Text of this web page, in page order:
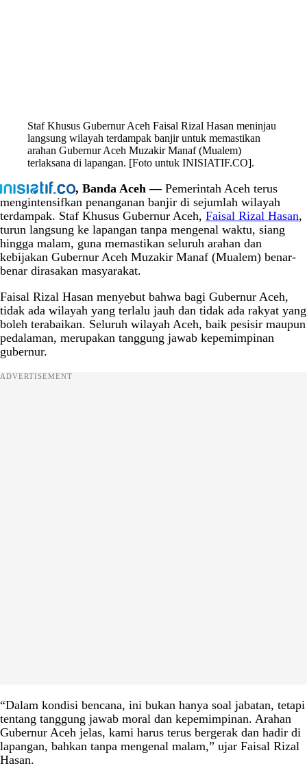
Staf Khusus Gubernur Aceh Faisal Rizal Hasan meninjau
langsung wilayah terdampak banjir untuk memastikan
arahan Gubernur Aceh Muzakir Manaf (Mualem)
terlaksana di lapangan. [Foto untuk INISIATIF.CO].
, Banda Aceh —Pemerintah Aceh terus
mengintensifkan penanganan banjir di sejumlah wilayah
terdampak. Staf Khusus Gubernur Aceh, Faisal Rizal Hasan,
turun langsung ke lapangan tanpa mengenal waktu, siang
hingga malam, guna memastikan seluruh arahan dan
kebijakan Gubernur Aceh Muzakir Manaf (Mualem) benar-
benar dirasakan masyarakat.
Faisal Rizal Hasan menyebut bahwa bagi Gubernur Aceh,
tidak ada wilayah yang terlalu jauh dan tidak ada rakyat yang
boleh terabaikan. Seluruh wilayah Aceh, baik pesisir maupun
pedalaman, merupakan tanggung jawab kepemimpinan
gubernur.
ADVERTISEMENT
“Dalam kondisi bencana, ini bukan hanya soal jabatan, tetapi
tentang tanggung jawab moral dan kepemimpinan. Arahan
Gubernur Aceh jelas, kami harus terus bergerak dan hadir di
lapangan, bahkan tanpa mengenal malam,” ujar Faisal Rizal
Hasan.